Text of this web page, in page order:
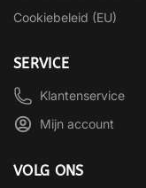
Cookiebeleid (EU)
SERVICE
Klantenservice
Mijn account
VOLG ONS